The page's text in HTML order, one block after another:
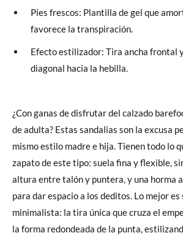
Pies frescos: Plantilla de gel que
favorece la transpiración.
Efecto estilizador: Tira ancha frontal
diagonal hacia la hebilla.
¿Con ganas de disfrutar del calzado
de adulta? Estas sandalias son la excusa
mismo estilo madre e hija. Tienen todo lo
zapato de este tipo: suela fina y flexible,
altura entre talón y puntera, y una horma
para dar espacio a los deditos. Lo mejor es
minimalista: la tira única que cruza el
la forma redondeada de la punta,